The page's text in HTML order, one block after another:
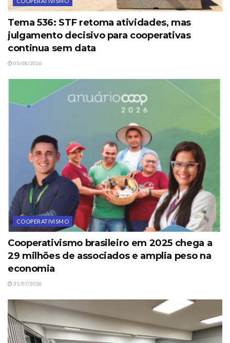
Tema 536: STF retoma atividades, mas
julgamento decisivo para cooperativas
continua sem data
05/08/2026
COOPERATIVISMO
Cooperativismo brasileiro em 2025 chega a
29 milhões de associados e amplia peso na
economia
31/07/2026